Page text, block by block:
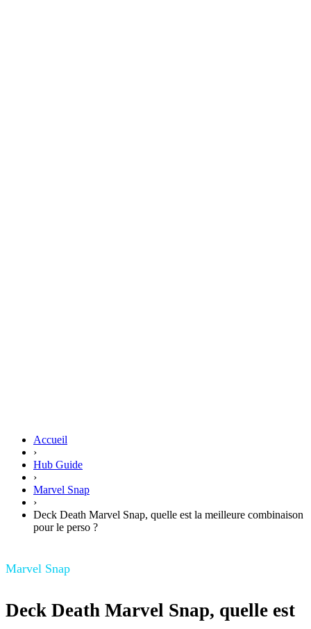
Accueil
›
Hub Guide
›
Marvel Snap
›
Deck Death Marvel Snap, quelle est la meilleure combinaison
pour le perso ?
Marvel Snap
Deck Death Marvel Snap, quelle est